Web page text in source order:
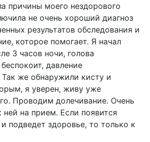
причины моего нездорового
не очень хороший диагноз
результатов обследования и
которое помогает. Я начал
3 часов ночи, голова
давление
Так же обнаружили кисту и
я уверен, живу уже
Проводим долечивание. Очень
ней на прием. Если появится
подведет здоровье, то только к